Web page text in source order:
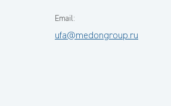
Email:
ufa@medongroup.ru